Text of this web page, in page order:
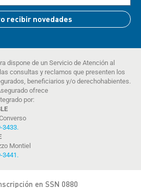
recibir novedades
dispone de un Servicio de Atención al
consultas y reclamos que presenten los
beneficiarios y/o derechohabientes.
ofrece
por:
3433.
Montiel
3441.
en SSN 0880